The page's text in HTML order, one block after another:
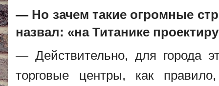
— Но зачем такие огромные
назвал: «на Титанике
— Действительно, для города
торговые центры, как